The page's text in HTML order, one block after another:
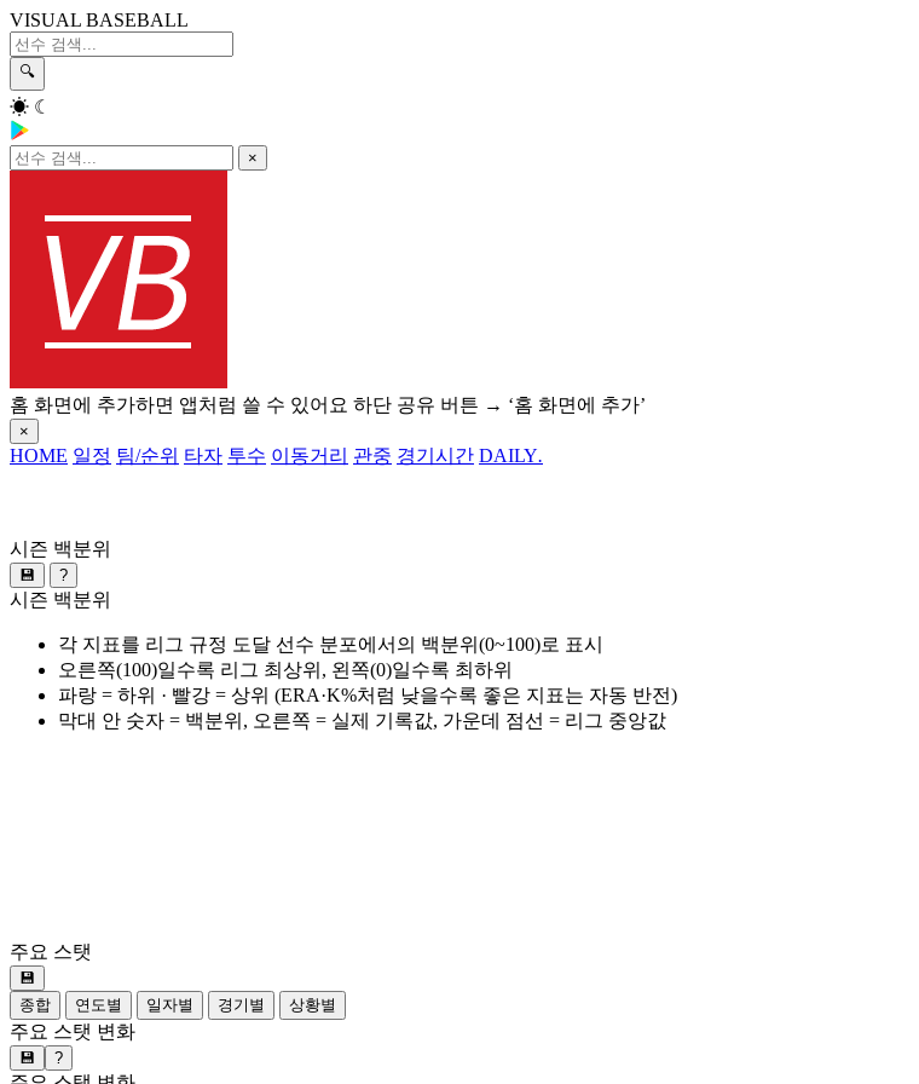
VISUAL BASEBALL
🔍
☀ ☾
×
홈 화면에 추가하면 앱처럼 쓸 수 있어요 하단 공유 버튼 → ‘홈 화면에 추가’
×
HOME 일정 팀/순위 타자 투수 이동거리 관중 경기시간 DAILY.
시즌 백분위
💾 ?
시즌 백분위
각 지표를 리그 규정 도달 선수 분포에서의 백분위(0~100)로 표시
오른쪽(100)일수록 리그 최상위, 왼쪽(0)일수록 최하위
파랑 = 하위 · 빨강 = 상위 (ERA·K%처럼 낮을수록 좋은 지표는 자동 반전)
막대 안 숫자 = 백분위, 오른쪽 = 실제 기록값, 가운데 점선 = 리그 중앙값
주요 스탯
💾
종합
연도별 일자별 경기별 상황별
주요 스탯 변화
💾 ?